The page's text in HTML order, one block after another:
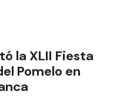
la XLII Fiesta
Pomelo en